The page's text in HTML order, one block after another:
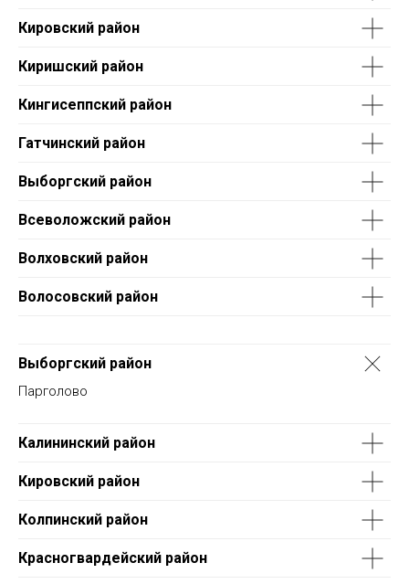
Кировский район
Киришский район
Кингисеппский район
Гатчинский район
Выборгский район
Всеволожский район
Волховский район
Волосовский район
Выборгский район
Парголово
Калининский район
Кировский район
Колпинский район
Красногвардейский район